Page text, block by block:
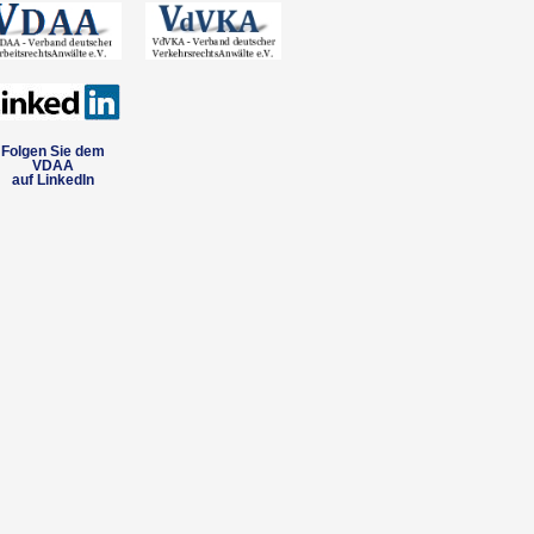
Folgen Sie dem
VDAA
auf LinkedIn